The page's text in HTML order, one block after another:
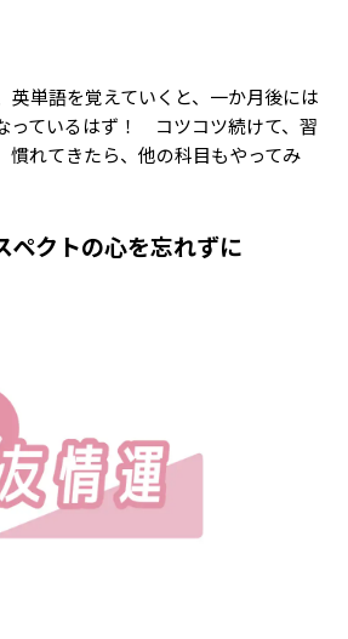
英単語を覚えていくと、一か月後には
っているはず！ コツコツ続けて、習
れてきたら、他の科目もやってみ
ペクトの心を忘れずに